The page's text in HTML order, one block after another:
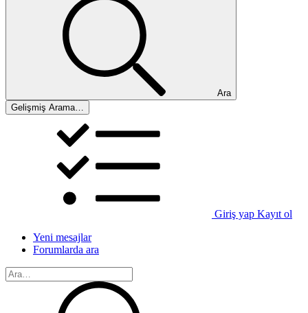
Ara
Gelişmiş Arama…
Giriş yap Kayıt ol
Yeni mesajlar
Forumlarda ara